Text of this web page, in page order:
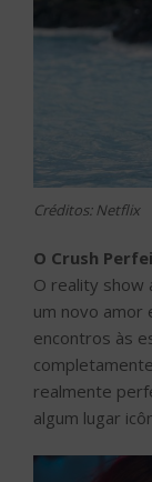
Créditos: Netflix
O Crush
O reality show
um novo amor
encontros às
realmente
algum lugar